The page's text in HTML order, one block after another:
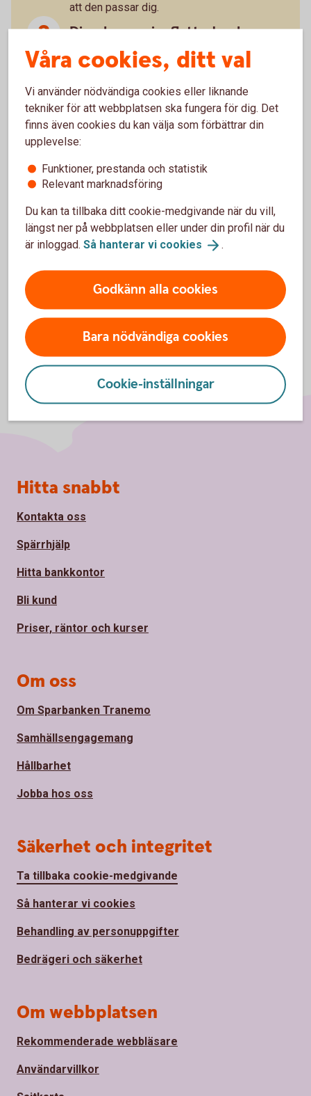
att den passar dig.
Din ekonomi – flyttad och
uppfräschad
”Du” handlar om dig
Under det här valet hittar du till exempel
dokument och meddelande. Sånt som
Behöver du hjälp?
Under "Hjälp" i appen hittar du nu svar på
vanliga frågor och kontaktuppgifter till oss.
Vi finns här för både små och stora frågor.
Våra cookies, ditt val
Vi använder nödvändiga cookies eller liknande
tekniker för att webbplatsen ska fungera för dig. Det
finns även cookies du kan välja som förbättrar din
upplevelse:
Funktioner, prestanda och statistik
Relevant marknadsföring
Du kan ta tillbaka ditt cookie-medgivande när du vill,
längst ner på webbplatsen eller under din profil när du
är inloggad. Så hanterar vi cookies .
Godkänn alla cookies
Bara nödvändiga cookies
Cookie-inställningar
Sidfot
Hitta snabbt
Kontakta oss
Spärrhjälp
Hitta bankkontor
Bli kund
Priser, räntor och kurser
Om oss
Om Sparbanken Tranemo
Samhällsengagemang
Hållbarhet
Jobba hos oss
Säkerhet och integritet
Ta tillbaka cookie-medgivande
Så hanterar vi cookies
Behandling av personuppgifter
Bedrägeri och säkerhet
Om webbplatsen
Rekommenderade webbläsare
Användarvillkor